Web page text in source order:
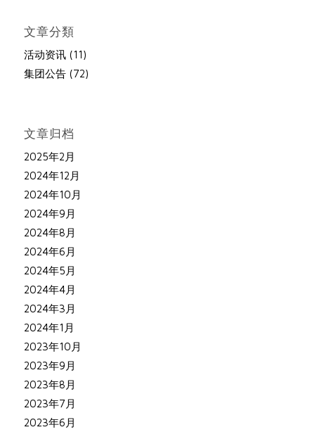
文章分類
活动资讯(11)
集团公告(72)
文章归档
2025年2月
2024年12月
2024年10月
2024年9月
2024年8月
2024年6月
2024年5月
2024年4月
2024年3月
2024年1月
2023年10月
2023年9月
2023年8月
2023年7月
2023年6月